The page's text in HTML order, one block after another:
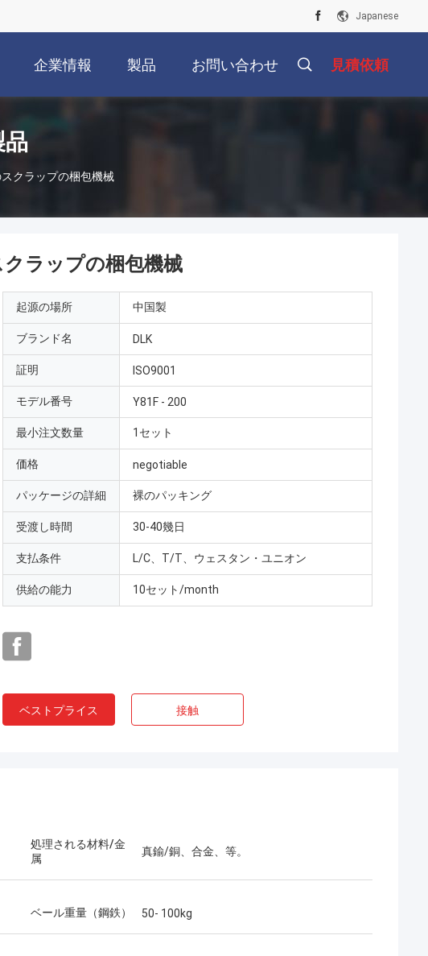
Japanese
企業情報 製品 お問い合わせ 見積依頼
品
クラップの梱包機械
ラップの梱包機械
起源の場所 中国製
ブランド名 DLK
証明 ISO9001
モデル番号 Y81F - 200
最小注文数量 1セット
価格 negotiable
パッケージの詳細 裸のパッキング
受渡し時間 30-40幾日
支払条件 L/C、T/T、ウェスタン・ユニオン
供給の能力 10セット/month
ベストプライス 接触
処理される材料/金
属
真鍮/銅、合金、等。
ベール重量（鋼鉄） 50- 100kg